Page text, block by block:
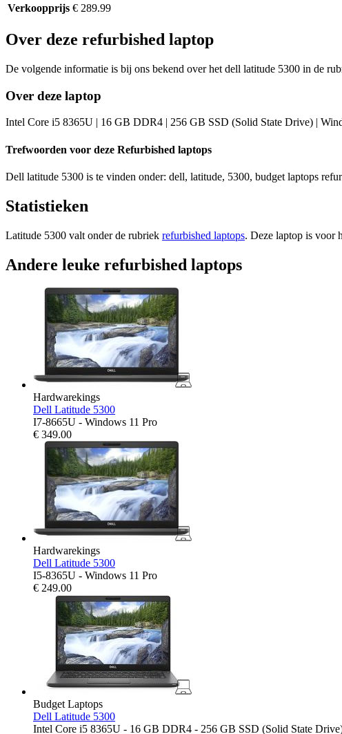
Verkoopprijs € 289.99
Over deze refurbished laptop
De volgende informatie is bij ons bekend over het dell latitude 5300 in de
Over deze laptop
Intel Core i5 8365U | 16 GB DDR4 | 256 GB SSD (Solid State Drive) |
Trefwoorden voor deze Refurbished laptops
Dell latitude 5300 is te vinden onder: dell, latitude, 5300, budget laptops
Statistieken
Latitude 5300 valt onder de rubriek refurbished laptops. Deze laptop is voor
Andere leuke refurbished laptops
Hardwarekings
Dell Latitude 5300
I7-8665U - Windows 11 Pro
€ 349.00
Hardwarekings
Dell Latitude 5300
I5-8365U - Windows 11 Pro
€ 249.00
Budget Laptops
Dell Latitude 5300
Intel Core i5 8365U - 16 GB DDR4 - 256 GB SSD (Solid State